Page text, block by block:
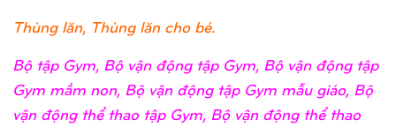
Thùng lăn, Thùng lăn cho bé.
Bộ tập Gym, Bộ vận động tập Gym, Bộ vận động tập
Gym mầm non, Bộ vận động tập Gym mẫu giáo, Bộ
vận động thể thao tập Gym, Bộ vận động thể thao